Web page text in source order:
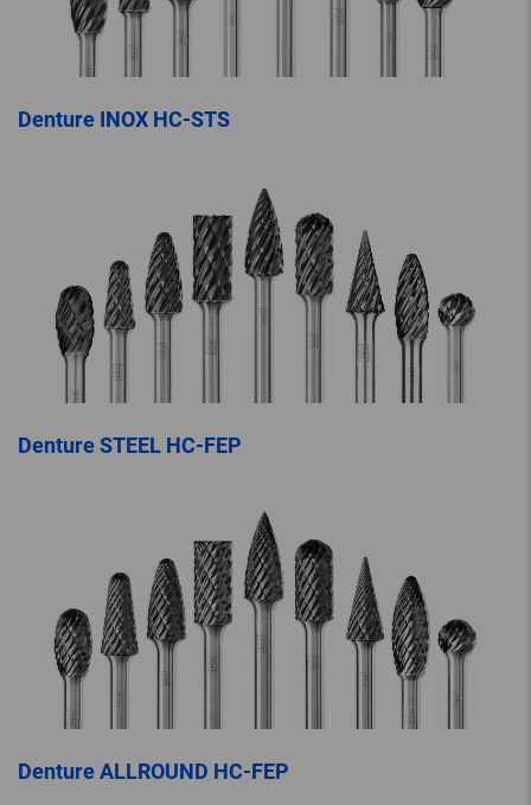
Denture INOX HC-STS
Denture STEEL HC-FEP
Denture ALLROUND HC-FEP